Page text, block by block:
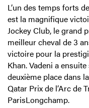
L’un des temps forts
est la magnifique
Jockey Club, le grand
meilleur cheval de 3
victoire pour la
Khan. Vadeni a
deuxième place dans
Qatar Prix de l’Arc de
ParisLongchamp.